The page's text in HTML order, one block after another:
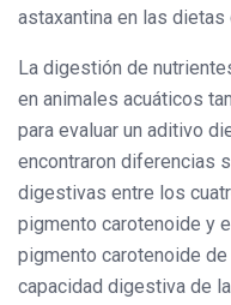
astaxantina en las dietas
La digestión de
en animales acuáticos
para evaluar un aditivo
encontraron diferencias
digestivas entre los
pigmento carotenoide y
pigmento carotenoide
capacidad digestiva de